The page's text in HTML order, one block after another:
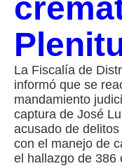
La Fiscalía de
informó que se
mandamiento
captura de José
acusado de
con el manejo de
el hallazgo de 386